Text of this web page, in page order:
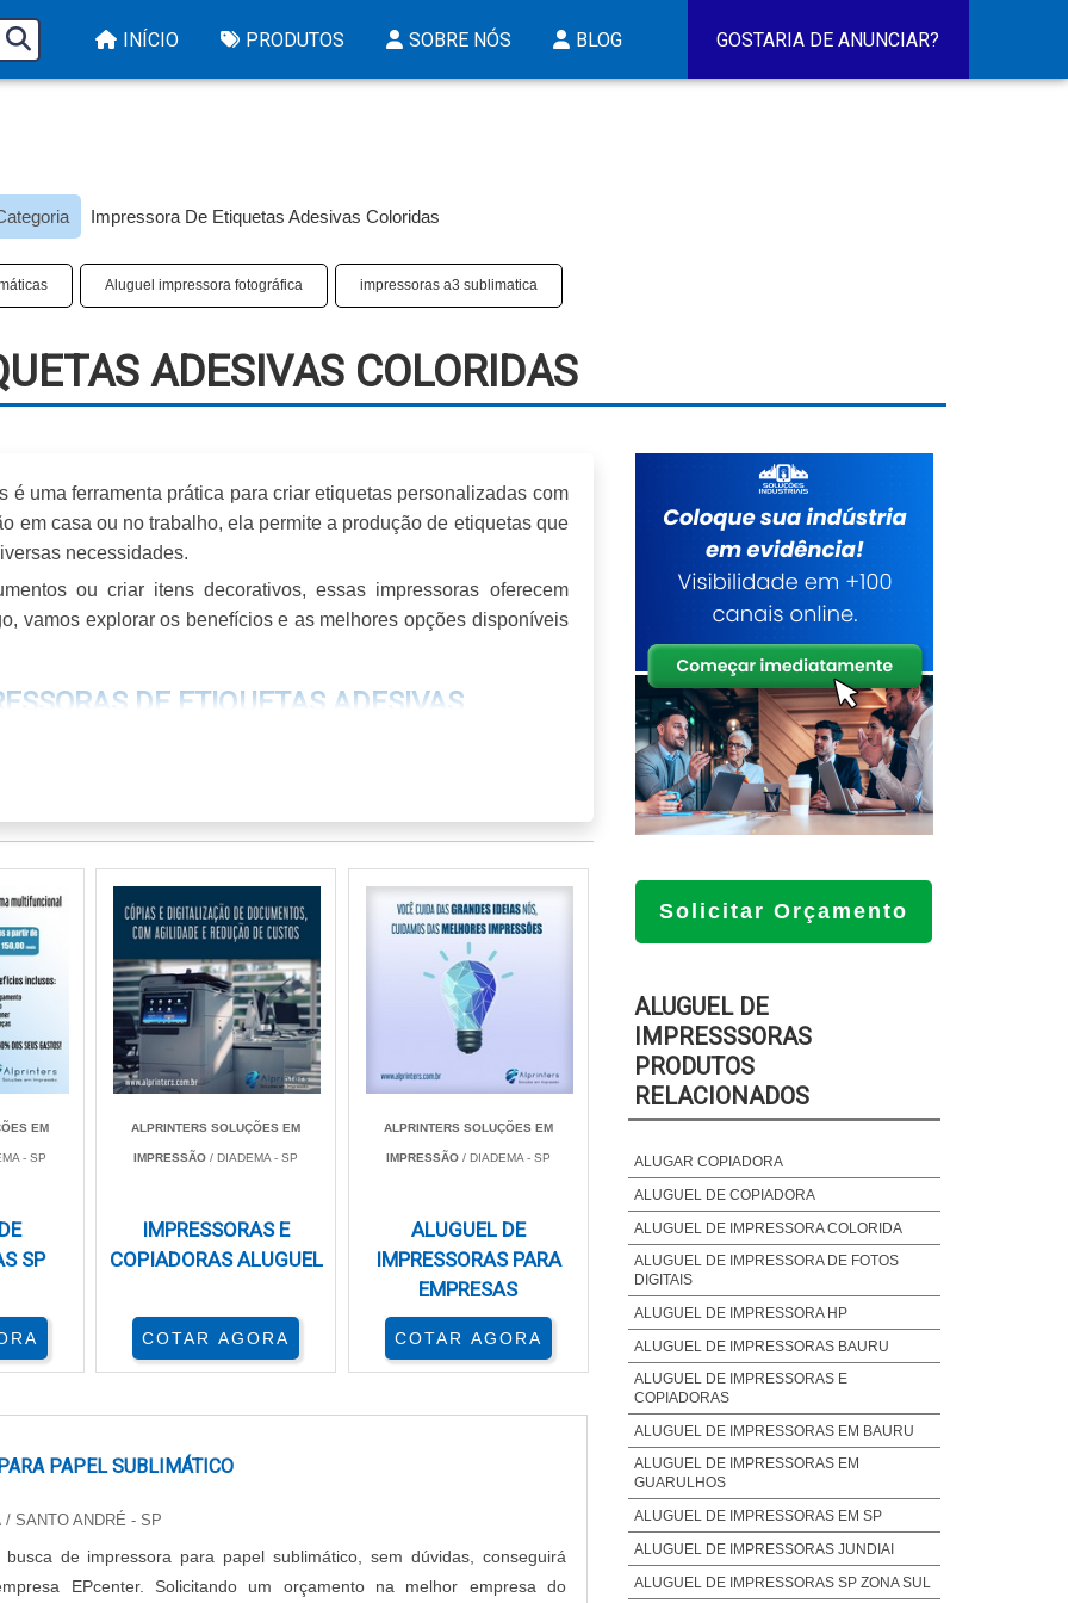
INÍCIO PRODUTOS SOBRE NÓS BLOG GOSTARIA DE ANUNCIAR?
Impressora De Etiquetas Adesivas Coloridas​
Aluguel impressora fotográfica impressoras a3 sublimatica​
ADESIVAS COLORIDAS​
é uma ferramenta prática para criar etiquetas personalizadas com
em casa ou no trabalho, ela permite a produção de etiquetas que
necessidades.
ou criar itens decorativos, essas impressoras oferecem
vamos explorar os benefícios e as melhores opções disponíveis
DE ETIQUETAS ADESIVAS
mais populares. Elas são conhecidas por produzir imagens e
600 dpi. Isso as torna ideais para empresas que precisam de
impressão térmica, também são utilizadas, mas geralmente têm
impressoras inkjet é fundamental. Tintas de alta qualidade
É importante verificar a garantia de impressão para
e a legibilidade das informações impressas.
no
custo-benefíciodas impressoras. Impressoras que utilizam
exigentes. Etiquetas que não apresentam clareza podem
como armazéns e lojas, a durabilidade das etiquetas se
a condições adversas garantem que as informações
pela qualidade da impressão. Rótulos bem impressos
o orçamento da empresa.
EM
- SP
SP
ALPRINTERS SOLUÇÕES EM
IMPRESSÃO / DIADEMA - SP
IMPRESSORAS E
COPIADORAS ALUGUEL
COTAR AGORA
ALPRINTERS SOLUÇÕES EM
IMPRESSÃO/ DIADEMA - SP
ALUGUEL DE
IMPRESSORAS PARA
EMPRESAS
COTAR AGORA
PAPEL SUBLIMÁTICO
/ SANTO ANDRÉ - SP
de impressora para papel sublimático, sem dúvidas, conseguirá
EPcenter. Solicitando um orçamento na melhor empresa do
Solicitar Orçamento
ALUGUEL DE
IMPRESSSORAS
PRODUTOS
RELACIONADOS
ALUGAR COPIADORA
ALUGUEL DE COPIADORA
ALUGUEL DE IMPRESSORA COLORIDA
ALUGUEL DE IMPRESSORA DE FOTOS
DIGITAIS
ALUGUEL DE IMPRESSORA HP
ALUGUEL DE IMPRESSORAS BAURU
ALUGUEL DE IMPRESSORAS E
COPIADORAS
ALUGUEL DE IMPRESSORAS EM BAURU
ALUGUEL DE IMPRESSORAS EM
GUARULHOS
ALUGUEL DE IMPRESSORAS EM SP
ALUGUEL DE IMPRESSORAS JUNDIAI
ALUGUEL DE IMPRESSORAS SP ZONA SUL